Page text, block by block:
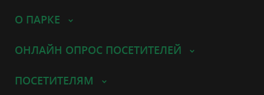
О ПАРКЕ
ОНЛАЙН ОПРОС ПОСЕТИТЕЛЕЙ
ПОСЕТИТЕЛЯМ